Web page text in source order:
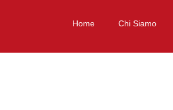
Home Chi Siamo